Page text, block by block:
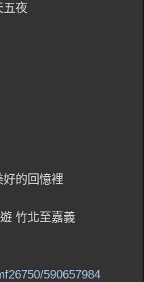
五夜
的回憶裡
竹北至嘉義
590657984